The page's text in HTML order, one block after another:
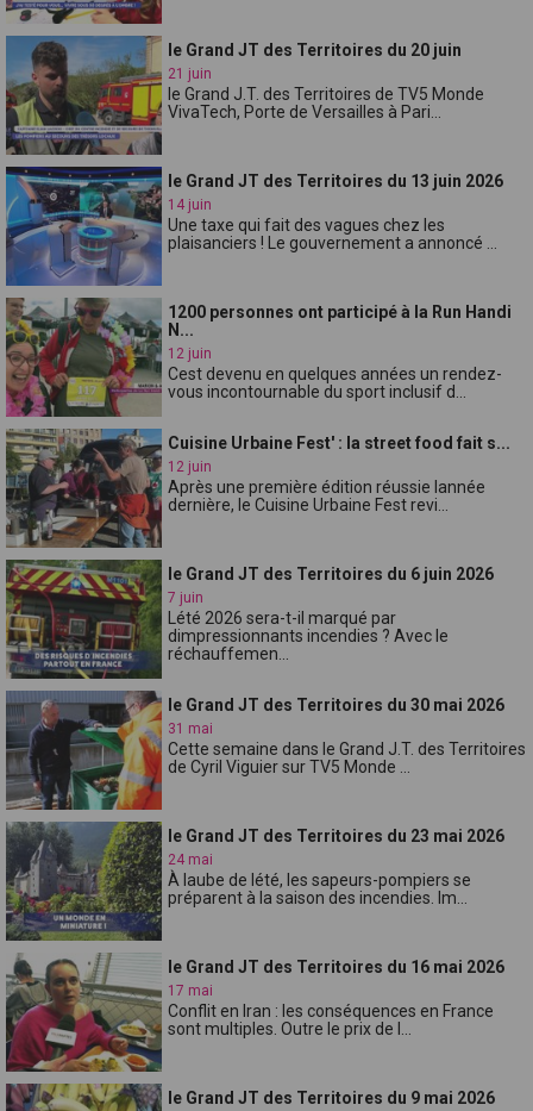
le Grand JT des Territoires du 20 juin
21 juin
le Grand J.T. des Territoires de TV5 Monde
VivaTech, Porte de Versailles à Pari...
le Grand JT des Territoires du 13 juin 2026
14 juin
Une taxe qui fait des vagues chez les
plaisanciers ! Le gouvernement a annoncé ...
1200 personnes ont participé à la Run Handi
N...
12 juin
Cest devenu en quelques années un rendez-
vous incontournable du sport inclusif d...
Cuisine Urbaine Fest' : la street food fait s...
12 juin
Après une première édition réussie lannée
dernière, le Cuisine Urbaine Fest revi...
le Grand JT des Territoires du 6 juin 2026
7 juin
Lété 2026 sera-t-il marqué par
dimpressionnants incendies ? Avec le
réchauffemen...
le Grand JT des Territoires du 30 mai 2026
31 mai
Cette semaine dans le Grand J.T. des Territoires
de Cyril Viguier sur TV5 Monde ...
le Grand JT des Territoires du 23 mai 2026
24 mai
À laube de lété, les sapeurs-pompiers se
préparent à la saison des incendies. Im...
le Grand JT des Territoires du 16 mai 2026
17 mai
Conflit en Iran : les conséquences en France
sont multiples. Outre le prix de l...
le Grand JT des Territoires du 9 mai 2026